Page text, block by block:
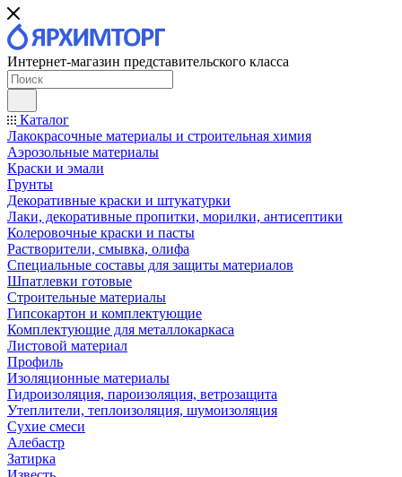
Интернет-магазин представительского класса
Каталог
Лакокрасочные материалы и строительная химия
Аэрозольные материалы
Краски и эмали
Грунты
Декоративные краски и штукатурки
Лаки, декоративные пропитки, морилки, антисептики
Колеровочные краски и пасты
Растворители, смывка, олифа
Специальные составы для защиты материалов
Шпатлевки готовые
Строительные материалы
Гипсокартон и комплектующие
Комплектующие для металлокаркаса
Листовой материал
Профиль
Изоляционные материалы
Гидроизоляция, пароизоляция, ветрозащита
Утеплители, теплоизоляция, шумоизоляция
Сухие смеси
Алебастр
Затирка